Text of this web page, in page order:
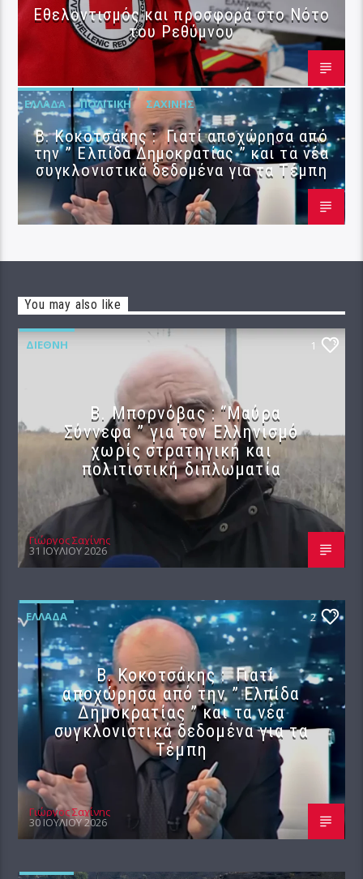
Εθελοντισμός και προσφορά στο Νότο
του Ρεθύμνου
ΕΛΛΆΔΑ ΠΟΛΙΤΙΚΉ ΣΑΧΊΝΗΣ
Β. Κοκοτσάκης : Γιατί αποχώρησα από
την ” Ελπίδα Δημοκρατίας ” και τα νέα
συγκλονιστικά δεδομένα για τα Τέμπη
You may also like
ΔΙΕΘΝΉ 1
B. Μπορνόβας : “Μαύρα
Σύννεφα ” για τον Ελληνισμό
χωρίς στρατηγική και
πολιτιστική διπλωματία
Γιώργος Σαχίνης
31 ΙΟΥΛΊΟΥ 2026
ΕΛΛΆΔΑ 2
Β. Κοκοτσάκης : Γιατί
αποχώρησα από την ” Ελπίδα
Δημοκρατίας ” και τα νέα
συγκλονιστικά δεδομένα για τα
Τέμπη
Γιώργος Σαχίνης
30 ΙΟΥΛΊΟΥ 2026